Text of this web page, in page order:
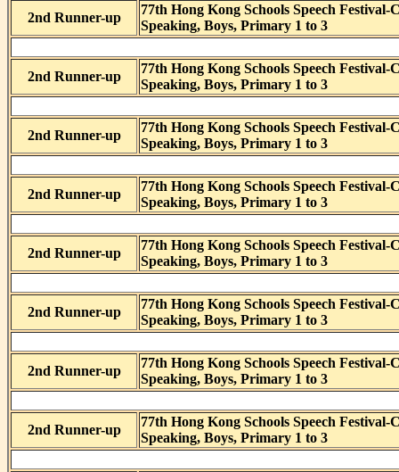
2nd Runner-up
77th Hong Kong Schools Speech Festival-
Speaking, Boys, Primary 1 to 3
2nd Runner-up
77th Hong Kong Schools Speech Festival-
Speaking, Boys, Primary 1 to 3
2nd Runner-up
77th Hong Kong Schools Speech Festival-
Speaking, Boys, Primary 1 to 3
2nd Runner-up
77th Hong Kong Schools Speech Festival-
Speaking, Boys, Primary 1 to 3
2nd Runner-up
77th Hong Kong Schools Speech Festival-
Speaking, Boys, Primary 1 to 3
2nd Runner-up
77th Hong Kong Schools Speech Festival-
Speaking, Boys, Primary 1 to 3
2nd Runner-up
77th Hong Kong Schools Speech Festival-
Speaking, Boys, Primary 1 to 3
2nd Runner-up
77th Hong Kong Schools Speech Festival-
Speaking, Boys, Primary 1 to 3